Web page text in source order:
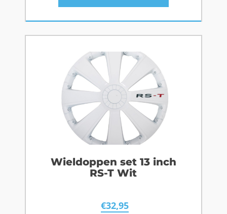
Wieldoppen set 13 inch
RS-T Wit
€32,95